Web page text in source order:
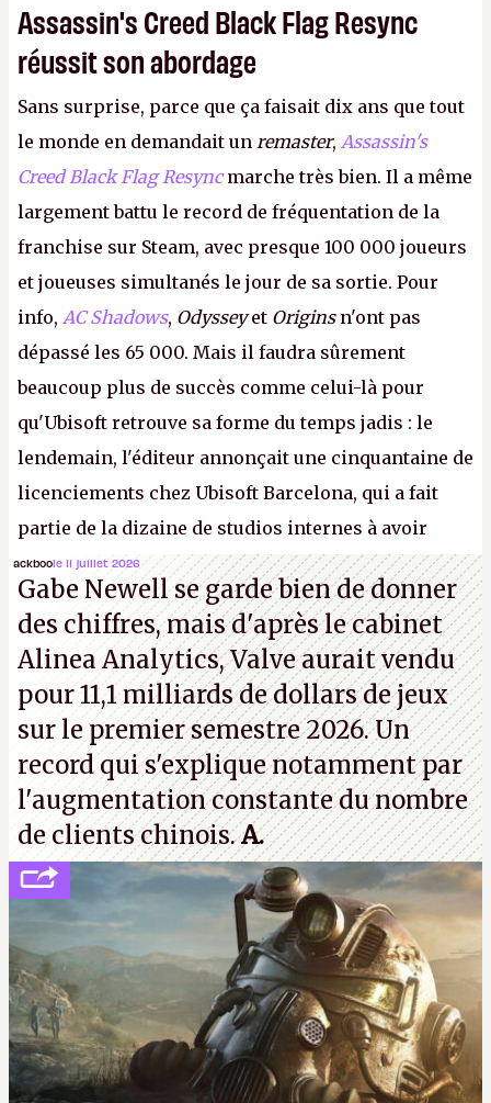
Assassin's Creed Black Flag Resync
réussit son abordage
Sans surprise, parce que ça faisait dix ans que tout
le monde en demandait un remaster, Assassin's
Creed Black Flag Resyncmarche très bien. Il a même
largement battu le record de fréquentation de la
franchise sur Steam, avec presque 100 000 joueurs
et joueuses simultanés le jour de sa sortie. Pour
info, AC Shadows, Odysseyet Originsn'ont pas
dépassé les 65 000. Mais il faudra sûrement
beaucoup plus de succès comme celui-là pour
qu'Ubisoft retrouve sa forme du temps jadis : le
lendemain, l'éditeur annonçait une cinquantaine de
licenciements chez Ubisoft Barcelona, qui a fait
partie de la dizaine de studios internes à avoir
travaillé sur cetAssassin's Creedsous la direction
d'Ubisoft Singapour.A.
ackboole 11 juillet 2026
Gabe Newell se garde bien de donner
des chiffres, mais d'après le cabinet
Alinea Analytics, Valve aurait vendu
pour 11,1 milliards de dollars de jeux
sur le premier semestre 2026. Un
record qui s'explique notamment par
l'augmentation constante du nombre
de clients chinois.A.